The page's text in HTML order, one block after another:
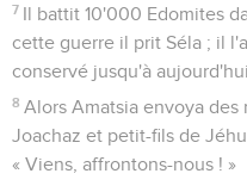
7 Il battit 10'000 Edomites
cette guerre il prit Séla ; il
conservé jusqu'à aujourd'hui.
8 Alors Amatsia envoya des
Joachaz et petit-fils de
« Viens, affrontons-nous ! »